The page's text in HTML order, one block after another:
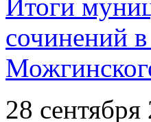
Итоги
сочинений
28